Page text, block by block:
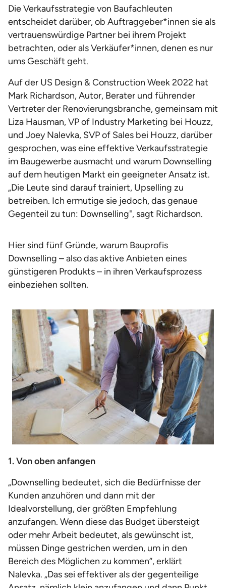
Die Verkaufsstrategie von Baufachleuten
entscheidet darüber, ob Auftraggeber*innen sie als
vertrauenswürdige Partner bei ihrem Projekt
betrachten, oder als Verkäufer*innen, denen es nur
ums Geschäft geht.
Auf der US Design & Construction Week 2022 hat
Mark Richardson, Autor, Berater und führender
Vertreter der Renovierungsbranche, gemeinsam mit
Liza Hausman, VP of Industry Marketing bei Houzz,
und Joey Nalevka, SVP of Sales bei Houzz, darüber
gesprochen, was eine effektive Verkaufsstrategie
im Baugewerbe ausmacht und warum Downselling
auf dem heutigen Markt ein geeigneter Ansatz ist.
„Die Leute sind darauf trainiert, Upselling zu
betreiben. Ich ermutige sie jedoch, das genaue
Gegenteil zu tun: Downselling", sagt Richardson.
Hier sind fünf Gründe, warum Bauprofis
Downselling – also das aktive Anbieten eines
günstigeren Produkts – in ihren Verkaufsprozess
einbeziehen sollten.
1. Von oben anfangen
„Downselling bedeutet, sich die Bedürfnisse der
Kunden anzuhören und dann mit der
Idealvorstellung, der größten Empfehlung
anzufangen. Wenn diese das Budget übersteigt
oder mehr Arbeit bedeutet, als gewünscht ist,
müssen Dinge gestrichen werden, um in den
Bereich des Möglichen zu kommen“, erklärt
Nalevka. „Das sei effektiver als der gegenteilige